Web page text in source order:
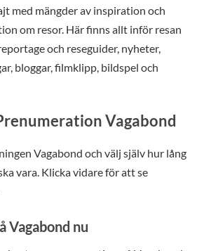
med mängder av inspiration och
om resor. Här finns allt inför resan
och reseguider, nyheter,
bloggar, filmklipp, bildspel och
Vagabond
Vagabond och välj själv hur lång
vara. Klicka vidare för att se
Vagabond nu